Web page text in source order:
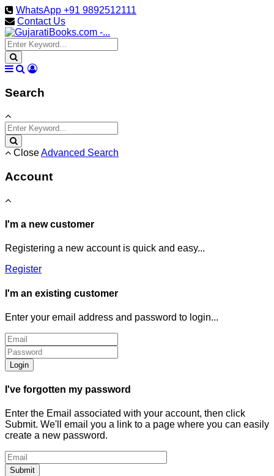
WhatsApp +91 9892512111
Contact Us
Search
CloseAdvanced Search
Account
I'm a new customer
Registering a new account is quick and easy...
Register
I'm an existing customer
Enter your email address and password to login...
Login
I've forgotten my password
Enter the Email associated with your account, then click
Submit. We'll email you a link to a page where you can easily
create a new password.
Submit